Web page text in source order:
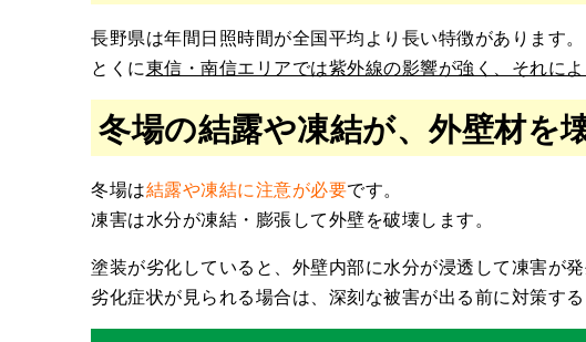
長野県は年間日照時間が全国平均より長い特徴があります。
とくに東信・南信エリアでは紫外線の影響が強く、それに
冬場の結露や凍結が、外壁材を
冬場は結露や凍結に注意が必要です。
凍害は水分が凍結・膨張して外壁を破壊します。
塗装が劣化していると、外壁内部に水分が浸透して凍害が発
劣化症状が見られる場合は、深刻な被害が出る前に対策する